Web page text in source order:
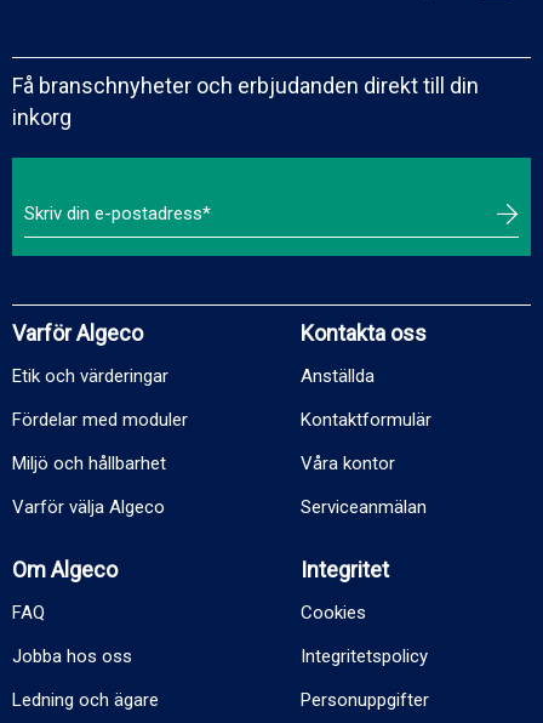
Få branschnyheter och erbjudanden direkt till din
inkorg
Varför Algeco
Etik och värderingar
Fördelar med moduler
Miljö och hållbarhet
Varför välja Algeco
Kontakta oss
Anställda
Kontaktformulär
Våra kontor
Serviceanmälan
Om Algeco
FAQ
Jobba hos oss
Ledning och ägare
Integritet
Cookies
Integritetspolicy
Personuppgifter